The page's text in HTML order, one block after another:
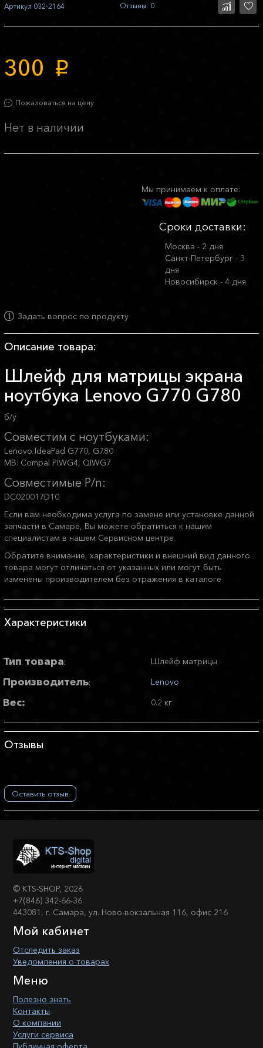
Артикул 032-2164 Отзывы: 0
300 p
Пожаловаться на цену
Нет в наличии
Мы принимаем к оплате:
Сроки доставки:
Москва - 2 дня
Санкт-Петербург - 3
дня
Новосибирск - 4 дня
Задать вопрос по продукту
Описание товара:
Шлейф для матрицы экрана
ноутбука Lenovo G770 G780
б/у
Совместим с ноутбуками:
Lenovo IdeaPad G770, G780
MB: Compal PIWG4, QIWG7
Совместимые P/n:
DC020017D10
Если вам необходима услуга по замене или установке данной
запчасти в Самаре, Вы можете обратиться к нашим
специалистам в нашем Сервисном центре.
Обратите внимание, характеристики и внешний вид данного
товара могут отличаться от указанных или могут быть
изменены производителем без отражения в каталоге
Характеристики
Тип товара: Шлейф матрицы
Производитель: Lenovo
Вес: 0.2 кг
Отзывы
Оставить отзыв
© KTS-SHOP, 2026
+7(846) 342-66-36
443081, г. Самара, ул. Ново-вокзальная 116, офис 216
Мой кабинет
Отследить заказ
Уведомления о товарах
Меню
Полезно знать
Контакты
О компании
Услуги сервиса